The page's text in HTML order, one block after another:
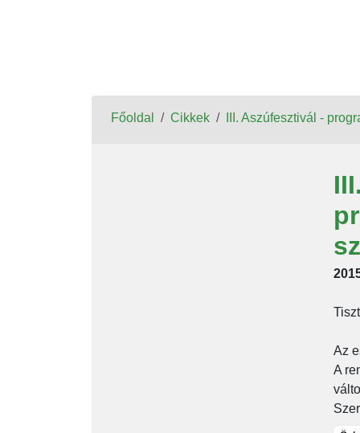
Főoldal Cikkek III. Aszúfesztivál -
Az
A